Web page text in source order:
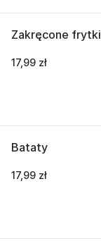
Zakręcone frytki
17,99 zł
Bataty
17,99 zł